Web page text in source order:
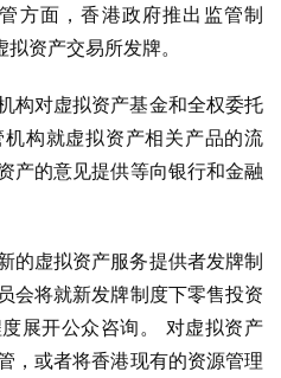
方面，香港政府推出监管制
资产交易所发牌。
构对虚拟资产基金和全权委托
构就虚拟资产相关产品的流
产的意见提供等向银行和金融
的虚拟资产服务提供者发牌制
会将就新发牌制度下零售投资
展开公众咨询。 对虚拟资产
，或者将香港现有的资源管理